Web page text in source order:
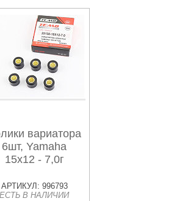
вариатора
6шт, Yamaha
15x12 - 7,0г
АРТИКУЛ: 996793
ЕСТЬ В НАЛИЧИИ